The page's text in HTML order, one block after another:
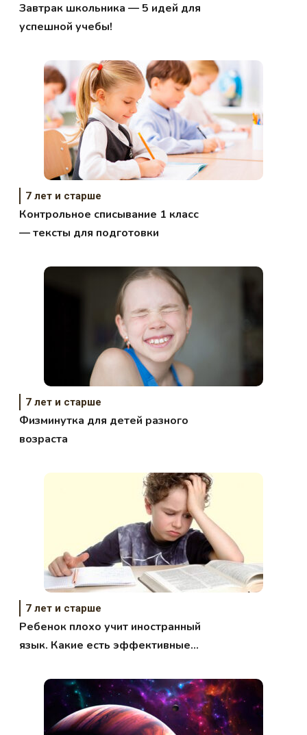
Завтрак школьника — 5 идей для
успешной учебы!
7 лет и старше
Контрольное списывание 1 класс
— тексты для подготовки
7 лет и старше
Физминутка для детей разного
возраста
7 лет и старше
Ребенок плохо учит иностранный
язык. Какие есть эффективные